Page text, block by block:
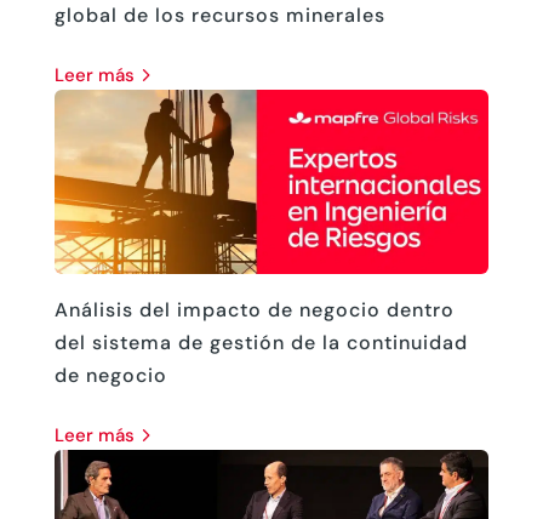
global de los recursos minerales
leer más
Análisis del impacto de negocio dentro
del sistema de gestión de la continuidad
de negocio
leer más